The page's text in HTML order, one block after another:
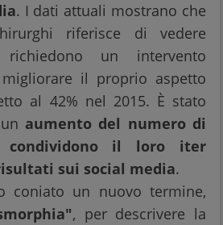
. I dati attuali mostrano che
riferisce di vedere
un intervento
il proprio aspetto
al 42% nel 2015. È stato
aumento del numero di
condividono il loro iter
sui social media.
coniato un nuovo termine,
, per descrivere la